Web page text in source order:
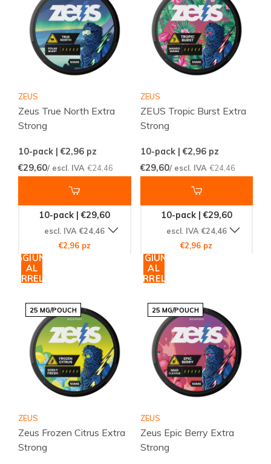
ZEUS
Zeus True North Extra
Strong
10-pack | €2,96 pz
€29,60/ escl. IVA €24,46
10-pack | €29,60
escl. IVA €24,46
€2,96 pz
AGGIUNGI
AL
CARRELLO
ZEUS
ZEUS Tropic Burst Extra
Strong
10-pack | €2,96pz
€29,60/ escl. IVA €24,46
10-pack | €29,60
escl. IVA €24,46
€2,96 pz
AGGIUNGI
AL
CARRELLO
25 MG/POUCH
ZEUS
Zeus Frozen Citrus Extra
Strong
25 MG/POUCH
ZEUS
Zeus Epic Berry Extra
Strong